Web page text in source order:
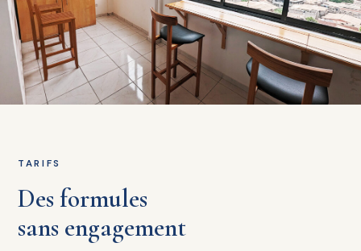
TARIFS
Des formules
sans engagement